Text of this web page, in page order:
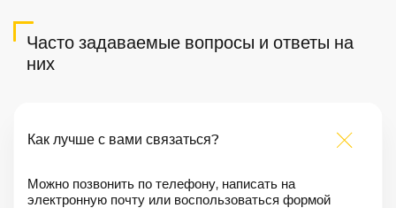
Часто задаваемые вопросы и ответы на
них
Как лучше с вами связаться?
Можно позвонить по телефону, написать на
электронную почту или воспользоваться формой